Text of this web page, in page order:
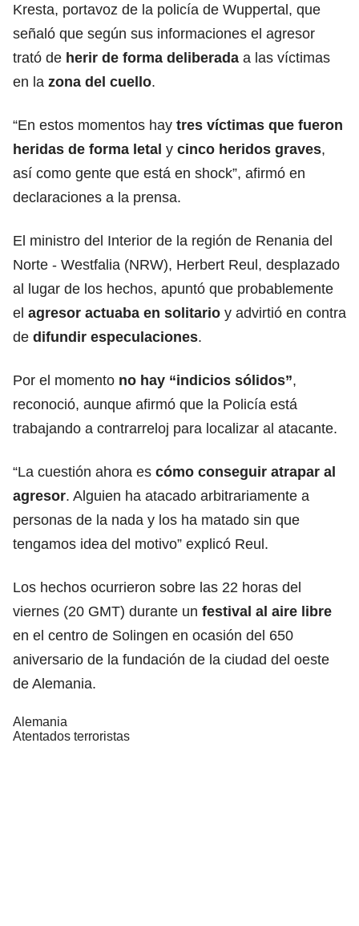
Kresta, portavoz de la policía de Wuppertal, que
señaló que según sus informaciones el agresor
trató de herir de forma deliberada a las víctimas
en la zona del cuello.
“En estos momentos hay tres víctimas que fueron
heridas de forma letal y cinco heridos graves,
así como gente que está en shock”, afirmó en
declaraciones a la prensa.
El ministro del Interior de la región de Renania del
Norte - Westfalia (NRW), Herbert Reul, desplazado
al lugar de los hechos, apuntó que probablemente
el agresor actuaba en solitario y advirtió en contra
de difundir especulaciones.
Por el momento no hay “indicios sólidos”,
reconoció, aunque afirmó que la Policía está
trabajando a contrarreloj para localizar al atacante.
“La cuestión ahora es cómo conseguir atrapar al
agresor. Alguien ha atacado arbitrariamente a
personas de la nada y los ha matado sin que
tengamos idea del motivo” explicó Reul.
Los hechos ocurrieron sobre las 22 horas del
viernes (20 GMT) durante un festival al aire libre
en el centro de Solingen en ocasión del 650
aniversario de la fundación de la ciudad del oeste
de Alemania.
Alemania
Atentados terroristas